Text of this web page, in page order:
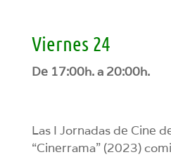
Viernes 24
De 17:00h. a 20:00h.
Las I Jornadas de Cine
“Cinerrama” (2023)